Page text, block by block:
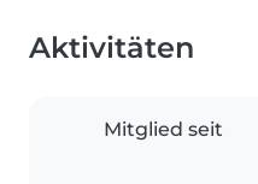
Aktivitäten
Mitglied seit